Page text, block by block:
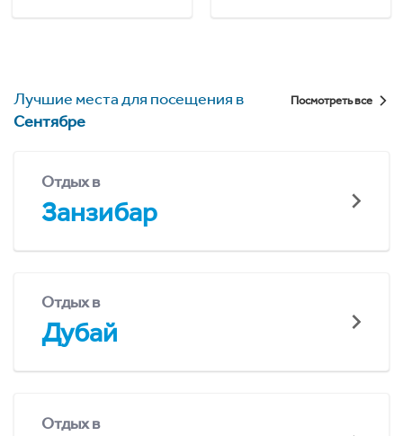
Лучшие места для посещения в
Сентябре
Посмотреть все
Отдых в
Занзибар
Отдых в
Дубай
Отдых в